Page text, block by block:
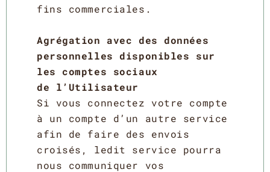
fins commerciales.
Agrégation avec des données
personnelles disponibles sur
les comptes sociaux
de l’Utilisateur
Si vous connectez votre compte
à un compte d’un autre service
afin de faire des envois
croisés, ledit service pourra
nous communiquer vos